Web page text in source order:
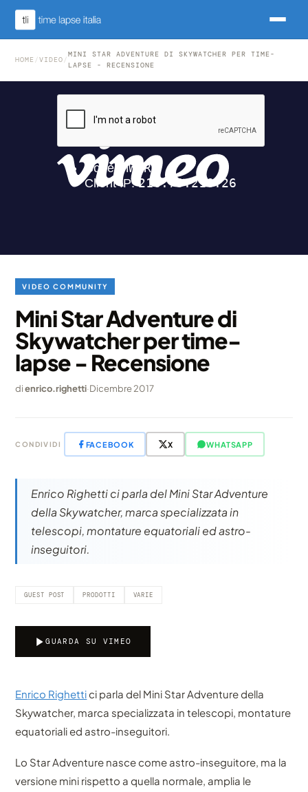
HOME /VIDEO /
MINI STAR ADVENTURE DI SKYWATCHER PER TIME-
LAPSE - RECENSIONE
VIDEO COMMUNITY
Mini Star Adventure di
Skywatcher per time-
lapse - Recensione
dienrico.righetti·Dicembre 2017
CONDIVIDI FACEBOOK X WHATSAPP
Enrico Righetti ci parla del Mini Star Adventure
della Skywatcher, marca specializzata in
telescopi, montature equatoriali ed astro-
inseguitori.
GUEST POST PRODOTTI VARIE
GUARDA SU VIMEO
Enrico Righettici parla del Mini Star Adventure della
Skywatcher, marca specializzata in telescopi, montature
equatoriali ed astro-inseguitori.
Lo Star Adventure nasce come astro-inseguitore, ma la
versione mini rispetto a quella normale, amplia le